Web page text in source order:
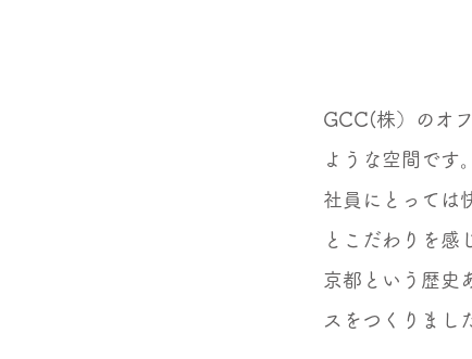
GCC(株）のオ
ような空間です。
社員にとっては
とこだわりを感
京都という歴史
スをつくりまし